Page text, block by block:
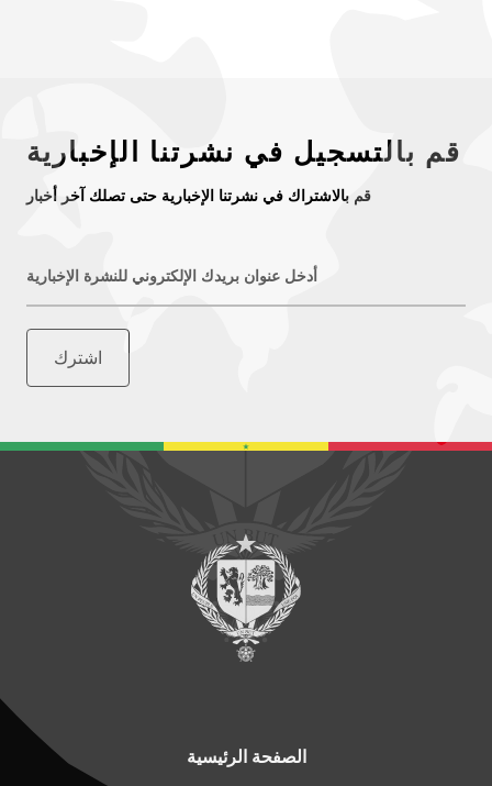
قم بالتسجيل في نشرتنا الإخبارية
قم بالاشتراك في نشرتنا الإخبارية حتى تصلك آخر أخبار
أدخل عنوان بريدك الإلكتروني للنشرة الإخبارية
اشترك
الصفحة الرئيسية